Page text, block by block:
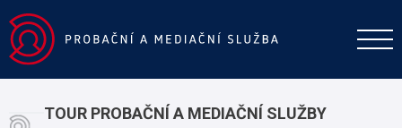
TOUR PROBAČNÍ A MEDIAČNÍ SLUŽBY